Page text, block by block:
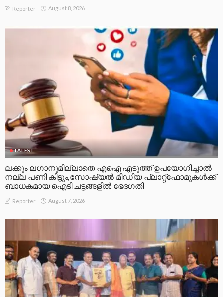
Reporter August 8, 2026
LATEST
ലക്കും ലഗാനുമില്ലാതെ എഐ എടുത്ത് ഉപയോഗിച്ചാല്‍
നല്ല പണി കിട്ടും,സോഷ്യല്‍ മീഡിയ പ്ലാറ്റ്‌ഫോമുകള്‍ക്ക്
ബാധകമായ ഐടി ചട്ടങ്ങളില്‍ ഭേദഗതി
Reporter August 7, 2026